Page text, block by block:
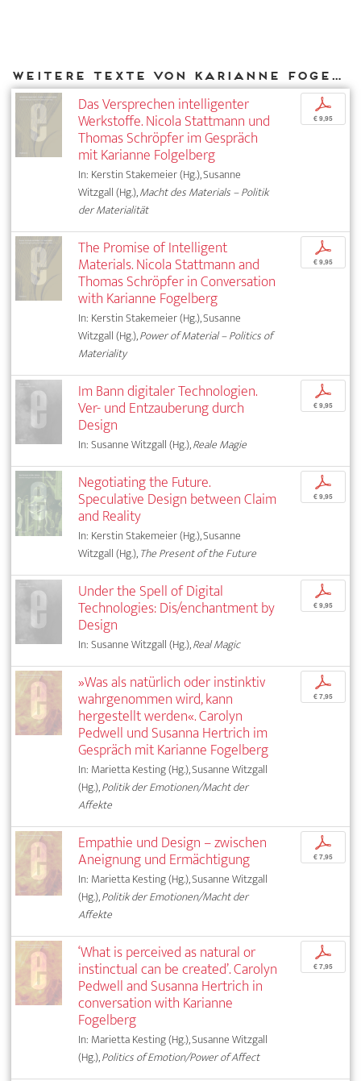
Weitere Texte von Karianne Fogelberg bei DIAPHANES
Das Versprechen intelligenter
Werkstoffe. Nicola Stattmann und
Thomas Schröpfer im Gespräch
mit Karianne Folgelberg
In: Kerstin Stakemeier (Hg.), Susanne
Witzgall (Hg.),Macht des Materials – Politik
der Materialität
p
€ 9,95
The Promise of Intelligent
Materials. Nicola Stattmann and
Thomas Schröpfer in Conversation
with Karianne Fogelberg
In: Kerstin Stakemeier (Hg.), Susanne
Witzgall (Hg.),Power of Material – Politics of
Materiality
p
€ 9,95
Im Bann digitaler Technologien.
Ver- und Entzauberung durch
Design
In: Susanne Witzgall (Hg.),Reale Magie
p
€ 9,95
Negotiating the Future.
Speculative Design between Claim
and Reality
In: Kerstin Stakemeier (Hg.), Susanne
Witzgall (Hg.),The Present of the Future
p
€ 9,95
Under the Spell of Digital
Technologies: Dis/enchantment by
Design
In: Susanne Witzgall (Hg.),Real Magic
p
€ 9,95
»Was als natürlich oder instinktiv
wahrgenommen wird, kann
hergestellt werden«. Carolyn
Pedwell und Susanna Hertrich im
Gespräch mit Karianne Fogelberg
In: Marietta Kesting (Hg.), Susanne Witzgall
(Hg.),Politik der Emotionen/Macht der
Affekte
p
€ 7,95
Empathie und Design – zwischen
Aneignung und Ermächtigung
In: Marietta Kesting (Hg.), Susanne Witzgall
(Hg.),Politik der Emotionen/Macht der
Affekte
p
€ 7,95
‘What is perceived as natural or
instinctual can be created’. Carolyn
Pedwell and Susanna Hertrich in
conversation with Karianne
Fogelberg
In: Marietta Kesting (Hg.), Susanne Witzgall
(Hg.),Politics of Emotion/Power of Affect
p
€ 7,95